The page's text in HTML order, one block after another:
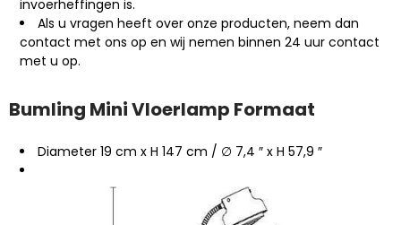
invoerheffingen is.
Als u vragen heeft over onze producten, neem dan
contact met ons op en wij nemen binnen 24 uur contact
met u op.
Bumling Mini Vloerlamp Formaat
Diameter 19 cm x H 147 cm / ∅ 7,4 ″ x H 57,9 ″